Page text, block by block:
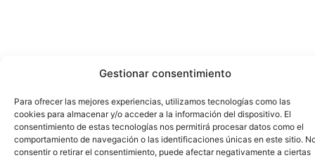
Gestionar consentimiento
Para ofrecer las mejores experiencias, utilizamos tecnologías como las
cookies para almacenar y/o acceder a la información del dispositivo. El
consentimiento de estas tecnologías nos permitirá procesar datos como el
comportamiento de navegación o las identificaciones únicas en este sitio.
consentir o retirar el consentimiento, puede afectar negativamente a ciertas